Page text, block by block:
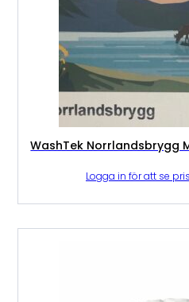
WashTek Norrlandsbrygg
Logga in för att se pris